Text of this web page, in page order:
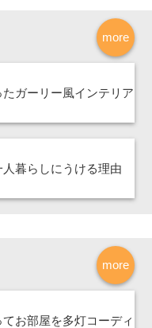
more
ガーリー風インテリア
暮らしにうける理由
more
お部屋を多灯コーディ